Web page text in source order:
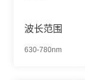
波长范围
630-780nm